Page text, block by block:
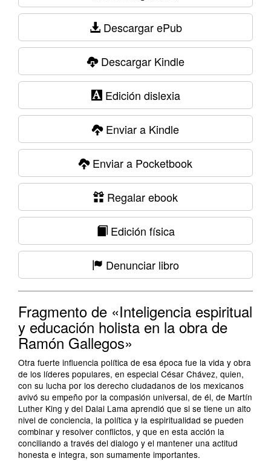
Descargar ePub
Descargar Kindle
Edición dislexia
Enviar a Kindle
Enviar a Pocketbook
Regalar ebook
Edición física
Denunciar libro
Fragmento de «Inteligencia espiritual
y educación holista en la obra de
Ramón Gallegos»
Otra fuerte influencia política de esa época fue la vida y obra
de los líderes populares, en especial César Chávez, quien,
con su lucha por los derecho ciudadanos de los mexicanos
avivó su empeño por la compasión universal, de él, de Martín
Luther King y del Dalai Lama aprendió que si se tiene un alto
nivel de conciencia, la política y la espiritualidad se pueden
combinar y resolver conflictos, y que en esta acción la
conciliando a través del dialogo y el mantener una actitud
honesta e integra, son sumamente importantes.